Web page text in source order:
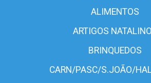
ALIMENTOS
ARTIGOS
BRINQUEDOS
CARN/PASC/S.JOÃO/